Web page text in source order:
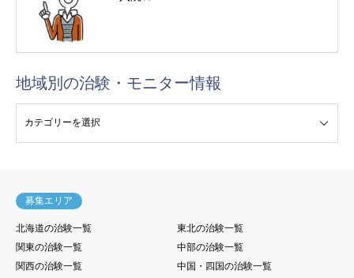
地域別の治験・モニター情報
募集エリア
北海道の治験一覧
東北の治験一覧
関東の治験一覧
中部の治験一覧
関西の治験一覧
中国・四国の治験一覧